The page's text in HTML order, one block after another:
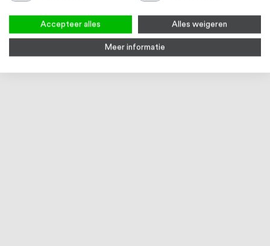
Accepteer alles Alles weigeren
Meer informatie